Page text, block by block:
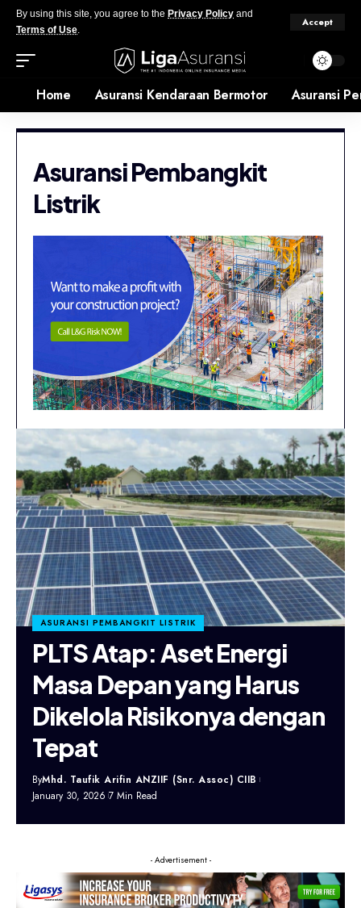
By using this site, you agree to the Privacy Policy and
Terms of Use.
Accept
Home Asuransi Kendaraan Bermotor Asuransi
Asuransi Pembangkit
Listrik
ASURANSI PEMBANGKIT LISTRIK
PLTS Atap: Aset Energi
Masa Depan yang Harus
Dikelola Risikonya dengan
Tepat
ByMhd. Taufik Arifin ANZIIF (Snr. Assoc) CIIB
January 30, 2026 7 Min Read
- Advertisement -